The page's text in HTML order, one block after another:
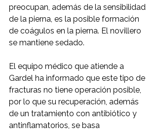
preocupan, además de la sensibilidad
de la pierna, es la posible formación
de coágulos en la pierna. El novillero
se mantiene sedado.
El equipo médico que atiende a
Gardel ha informado que este tipo de
fracturas no tiene operación posible,
por lo que su recuperación, además
de un tratamiento con antibiótico y
antinflamatorios, se basa